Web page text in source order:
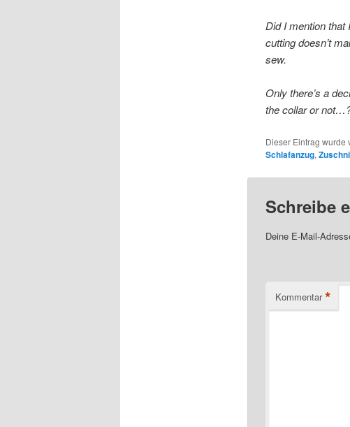
Did I mention that
cutting doesn’t
sew.
Only there’s a
the collar or
Dieser Eintrag wurde
Schlafanzug,
Schreibe
Deine E-Mail-
Kommentar *